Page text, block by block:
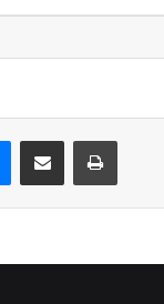
Messenger
E-Posta ile paylaş Yazdır